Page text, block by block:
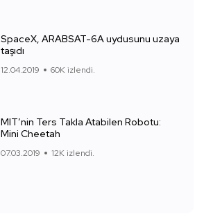
SpaceX, ARABSAT-6A uydusunu uzaya
taşıdı
12.04.2019 60K izlendi.
MIT’nin Ters Takla Atabilen Robotu:
Mini Cheetah
07.03.2019 12K izlendi.